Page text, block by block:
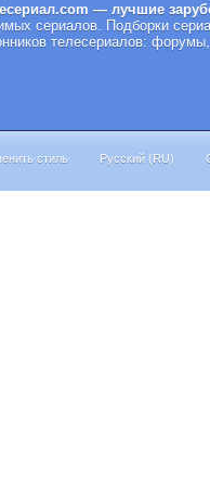
— лучшие
сериалов. Подборки
телесериалов:
стиль Русский (RU)